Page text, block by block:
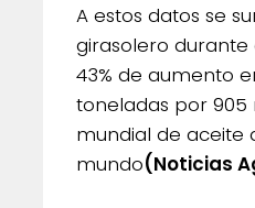
A estos datos se
girasolero durante
43% de aumento
toneladas por 905
mundial de aceite
mundo(Noticias